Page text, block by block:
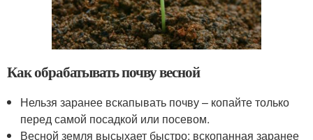
Как обрабатывать почву весной
Нельзя заранее вскапывать почву – копайте только
перед самой посадкой или посевом.
Весной земля высыхает быстро: вскопанная заранее